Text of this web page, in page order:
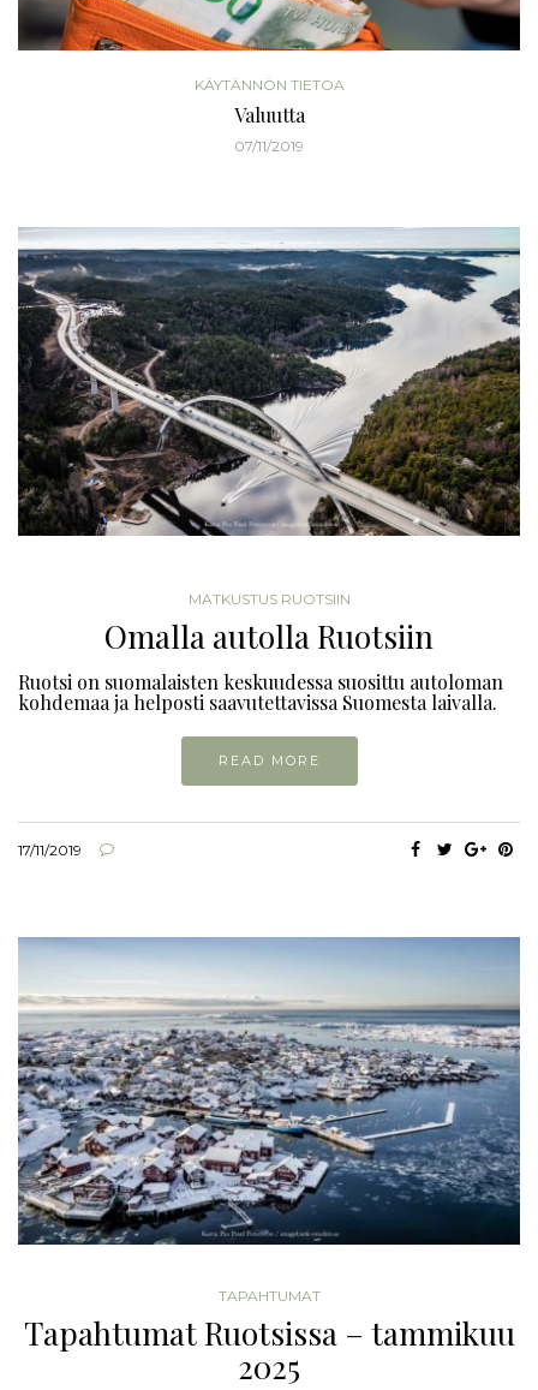
KÄYTÄNNÖN TIETOA
Valuutta
07/11/2019
MATKUSTUS RUOTSIIN
Omalla autolla Ruotsiin
Ruotsi on suomalaisten keskuudessa suosittu autoloman
kohdemaa ja helposti saavutettavissa Suomesta laivalla.
READ MORE
17/11/2019
TAPAHTUMAT
Tapahtumat Ruotsissa – tammikuu
2025